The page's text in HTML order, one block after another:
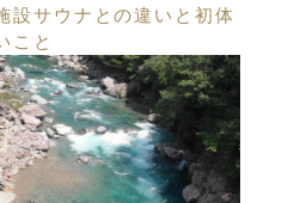
設サウナとの違いと初体
こと